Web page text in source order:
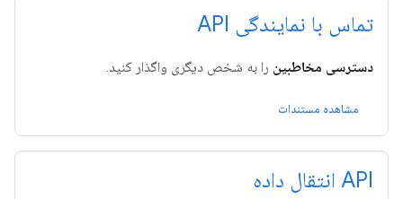
تماس با نمایندگی API
دسترسی مخاطبین را به شخص دیگری واگذار کنید.
مشاهده مستندات
API انتقال داده